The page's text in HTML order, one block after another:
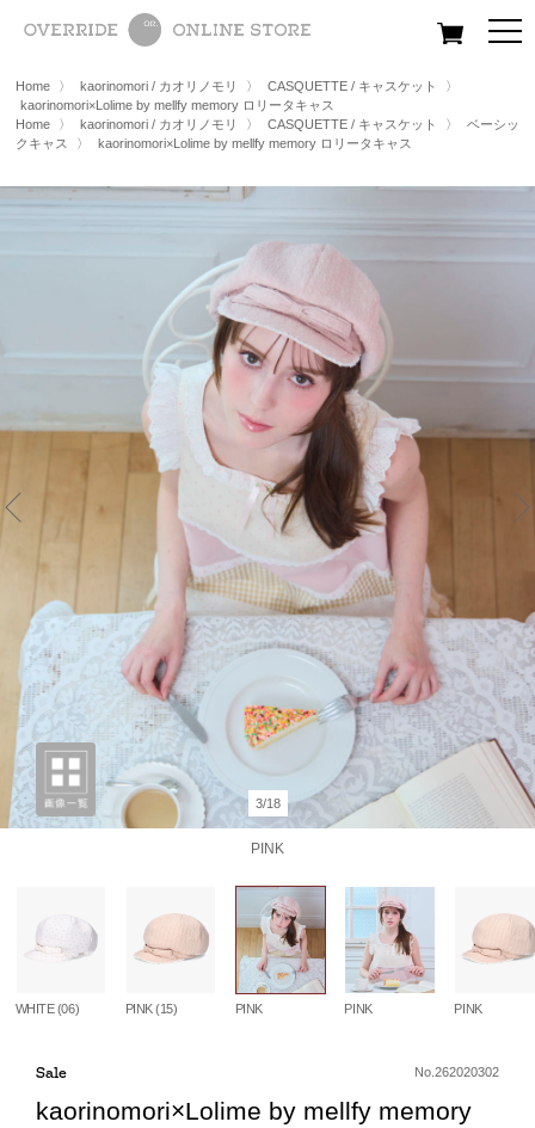
All Women Men
Home 〉 kaorinomori / カオリノモリ 〉 CASQUETTE / キャスケット
〉
kaorinomori×Lolime by mellfy memory ロリータキャス
Home
〉 kaorinomori / カオリノモリ 〉 CASQUETTE / キャスケット 〉
ベーシッ
クキャス
〉 kaorinomori×Lolime by mellfy memory ロリータキャス
3/18
PINK
WHITE (06) PINK (15) PINK PINK PINK
Sale No.262020302
kaorinomori×Lolime by mellfy memory